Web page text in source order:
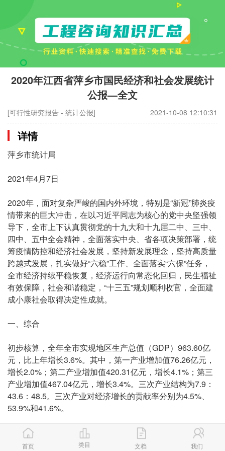
2020年江西省萍乡市国民经济和社会发展统计
公报—全文
[可行性研究报告 - 统计公报] 2021-10-08 12:10:31
详情
萍乡市统计局
2021年4月7日
2020年，面对复杂严峻的国内外环境，特别是“新冠”肺炎疫
情带来的巨大冲击，在以习近平同志为核心的党中央坚强领
导下，全市上下认真贯彻党的十九大和十九届二中、三中、
四中、五中全会精神，全面落实中央、省各项决策部署，统
筹疫情防控和经济社会发展，坚持新发展理念，坚持高质量
跨越式发展，扎实做好“六稳”工作、全面落实“六保”任务，
全市经济持续平稳恢复，经济运行向常态化回归，民生福祉
有效保障，社会和谐稳定，“十三五”规划顺利收官，全面建
成小康社会取得决定性成就。
一、综合
初步核算，全年全市实现地区生产总值（GDP）963.60亿
元，比上年增长3.6%。其中，第一产业增加值76.26亿元，
增长2.0%；第二产业增加值420.31亿元，增长4.1%；第三
产业增加值467.04亿元，增长3.4%。三次产业结构为7.9：
43.6：48.5。三次产业对经济增长的贡献率分别为4.5%、
53.9%和41.6%。
image001.png
首页 类目 文档 我们